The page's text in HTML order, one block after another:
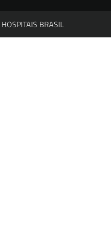
HOSPITAIS BRASIL